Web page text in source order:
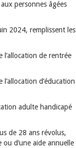
personnes âgées
2024, remplissent les
l’allocation de rentrée
d’éducation
adulte handicapé
de 28 ans révolus,
d’une aide annuelle